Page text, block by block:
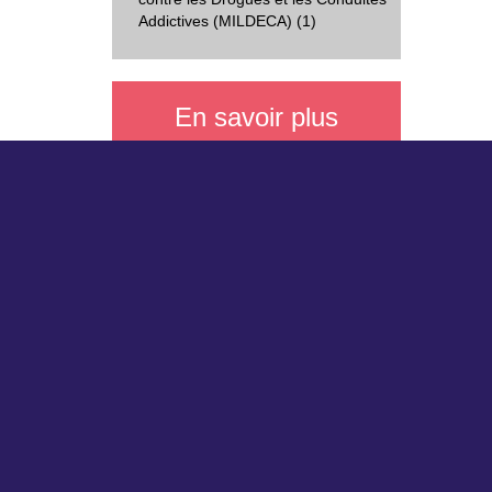
Addictives (MILDECA) (1)
En savoir plus